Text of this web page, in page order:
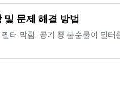
문제 해결 방법
터 막힘: 공기 중 불순물이 필